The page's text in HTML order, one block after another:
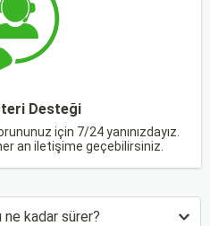
Desteği
için 7/24 yanınızdayız.
an iletişime geçebilirsiniz.
kadar sürer?